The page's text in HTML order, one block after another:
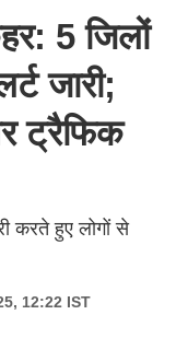
5 जिलों
जारी;
ट्रैफिक
करते हुए लोगों से
12:22 IST